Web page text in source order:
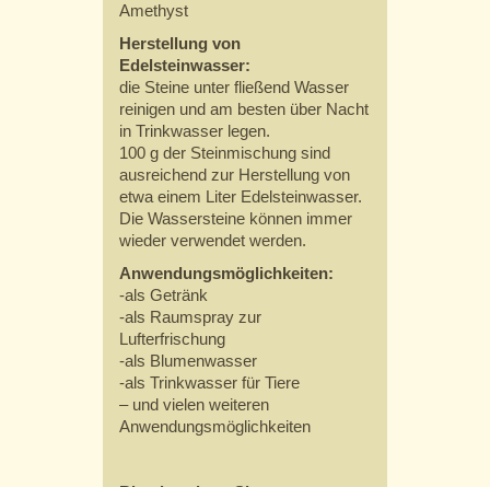
Amethyst
Herstellung von
Edelsteinwasser:
die Steine unter fließend Wasser
reinigen und am besten über Nacht
in Trinkwasser legen.
100 g der Steinmischung sind
ausreichend zur Herstellung von
etwa einem Liter Edelsteinwasser.
Die Wassersteine können immer
wieder verwendet werden.
Anwendungsmöglichkeiten:
-als Getränk
-als Raumspray zur
Lufterfrischung
-als Blumenwasser
-als Trinkwasser für Tiere
– und vielen weiteren
Anwendungsmöglichkeiten